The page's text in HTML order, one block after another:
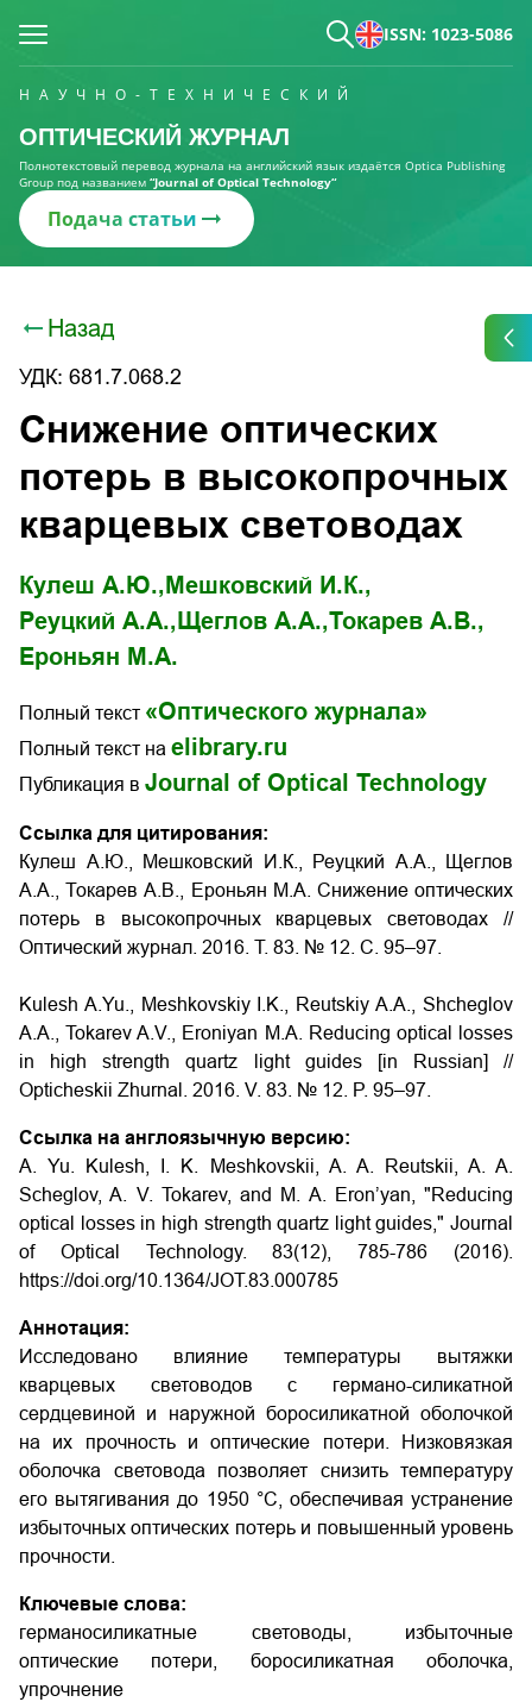
ISSN: 1023-5086
НАУЧНО-ТЕХНИЧЕСКИЙ
ОПТИЧЕСКИЙ ЖУРНАЛ
Полнотекстовый перевод журнала на английский язык издаётся Optica Publishing
Group под названием “Journal of Optical Technology“
Подача статьи
Назад
УДК: 681.7.068.2
Снижение оптических
потерь в высокопрочных
кварцевых световодах
Кулеш А.Ю., Мешковский И.К.,
Реуцкий А.А., Щеглов А.А.,Токарев А.В.,
Ероньян М.А.
Полный текст «Оптического журнала»
Полный текст на elibrary.ru
Публикация в Journal of Optical Technology
Ссылка для цитирования:
Кулеш А.Ю., Мешковский И.К., Реуцкий А.А., Щеглов
А.А., Токарев А.В., Ероньян М.А. Снижение оптических
потерь в высокопрочных кварцевых световодах //
Оптический журнал. 2016. Т. 83. № 12. С. 95–97.
Kulesh A.Yu., Meshkovskiy I.K., Reutskiy A.A., Shcheglov
A.A., Tokarev A.V., Eroniyan M.A.
Reducing optical losses
in high strength quartz light guides
[in Russian] //
Opticheskii Zhurnal. 2016. V. 83. № 12. P. 95–97.
Ссылка на англоязычную версию:
A. Yu. Kulesh, I. K. Meshkovskii, A. A. Reutskii, A. A.
Scheglov, A. V. Tokarev, and M. A. Eron’yan, "Reducing
optical losses in high strength quartz light guides," Journal
of Optical Technology. 83(12), 785-786 (2016).
https://doi.org/10.1364/JOT.83.000785
Аннотация:
Исследовано влияние температуры вытяжки
кварцевых световодов с германо-силикатной
сердцевиной и наружной боросиликатной оболочкой
на их прочность и оптические потери. Низковязкая
оболочка световода позволяет снизить температуру
его вытягивания до 1950 °C, обеспечивая устранение
избыточных оптических потерь и повышенный уровень
прочности.
Ключевые слова:
германосиликатные световоды, избыточные
оптические потери, боросиликатная оболочка,
упрочнение